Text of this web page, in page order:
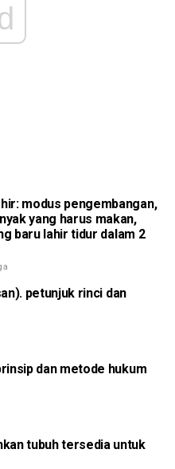
modus pengembangan,
yang harus makan,
baru lahir tidur dalam 2
petunjuk rinci dan
dan metode hukum
tubuh tersedia untuk